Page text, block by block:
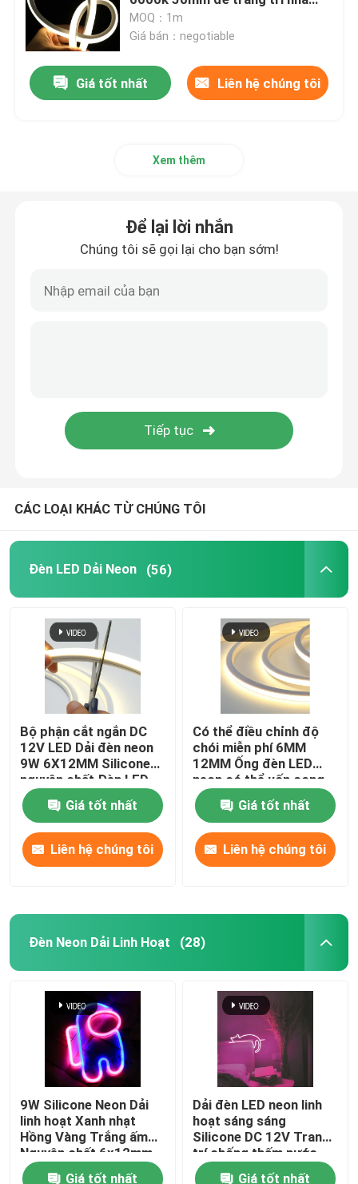
Đèn Neon Dải Linh Hoạt
Dải đèn neon silicon
Ánh sáng tuyến tính đường chân trời
Dưới ánh sáng dải LED tủ
Đèn LED chiếu sáng dưới kệ
Đường ray đèn LED
đèn led treo tuyến tính
Tấm Acrylic LGP
Đèn ngầm LED
Bộ nguồn mô-đun LED
Phụ kiện cảm biến LED
Đèn LED Neon Strip ngoài trời
cửa
MOQ：1m
Giá bán：negotiable
Giá tốt nhất Liên hệ chúng tôi
Xem thêm
Để lại lời nhắn
Chúng tôi sẽ gọi lại cho bạn sớm!
CÁC LOẠI KHÁC TỪ CHÚNG TÔI
Đèn LED Dải Neon (56)
Bộ phận cắt ngắn DC
12V LED Dải đèn neon
9W 6X12MM Silicone
nguyên chất Đèn LED
neon linh hoạt
Giá tốt nhất
Liên hệ chúng tôi
Có thể điều chỉnh độ
chói miễn phí 6MM
12MM Ống đèn LED
neon có thể uốn cong
để trang trí nội thất
Giá tốt nhất
Liên hệ chúng tôi
Đèn Neon Dải Linh Hoạt (28)
9W Silicone Neon Dải
linh hoạt Xanh nhạt
Hồng Vàng Trắng ấm
Nguyên chất 6x12mm
DC 12V
Giá tốt nhất
Dải đèn LED neon linh
hoạt sáng sáng
Silicone DC 12V Trang
trí chống thấm nước
Giá tốt nhất